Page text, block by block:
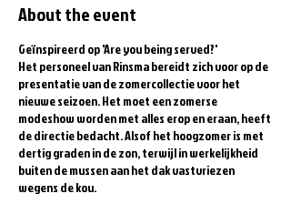
About the event
Geïnspireerd op 'Are you being served?'
Het personeel van Rinsma bereidt zich voor op de
presentatie van de zomercollectie voor het
nieuwe seizoen. Het moet een zomerse
modeshow worden met alles erop en eraan, heeft
de directie bedacht. Alsof het hoogzomer is met
dertig graden in de zon, terwijl in werkelijkheid
buiten de mussen aan het dak vastvriezen
wegens de kou.